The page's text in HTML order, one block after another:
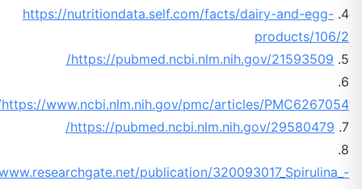
4.
https://nutritiondata.self.com/facts/dairy-and-egg-
products/106/2
5.
https://pubmed.ncbi.nlm.nih.gov/21593509/
6.
https://www.ncbi.nlm.nih.gov/pmc/articles/PMC6267054/
7.
https://pubmed.ncbi.nlm.nih.gov/29580479/
8.
publication/320093017_Spirulina_-